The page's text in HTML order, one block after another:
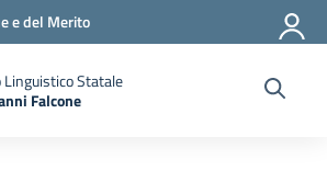
e del Merito
Linguistico Statale
Falcone